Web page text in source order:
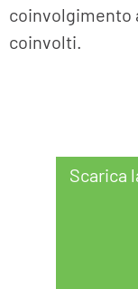
coinvolgimento
coinvolti.
Scarica